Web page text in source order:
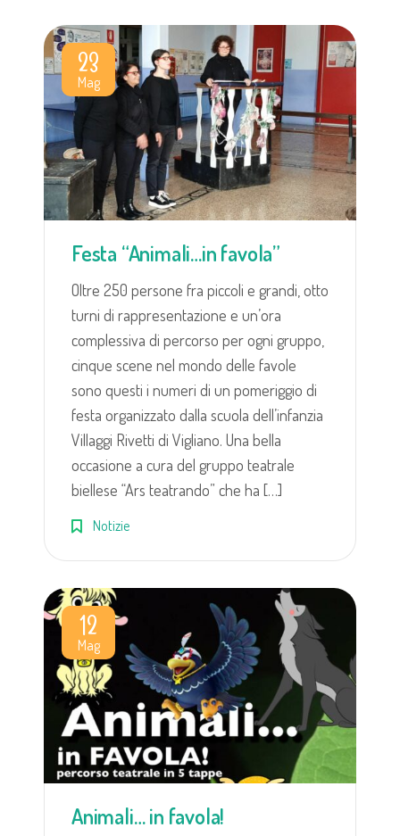
23
Mag
Festa “Animali…in favola”
Oltre 250 persone fra piccoli e grandi, otto
turni di rappresentazione e un’ora
complessiva di percorso per ogni gruppo,
cinque scene nel mondo delle favole
sono questi i numeri di un pomeriggio di
festa organizzato dalla scuola dell’infanzia
Villaggi Rivetti di Vigliano. Una bella
occasione a cura del gruppo teatrale
biellese “Ars teatrando” che ha […]
Notizie
12
Mag
Animali… in favola!